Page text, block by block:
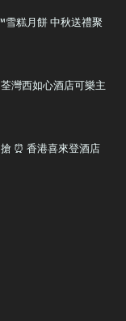
糕月餅 中秋送禮聚
灣西如心酒店可樂主
⏰ 香港喜來登酒店